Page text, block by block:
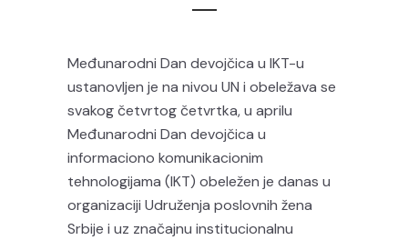
Međunarodni Dan devojčica u IKT-u
ustanovljen je na nivou UN i obeležava se
svakog četvrtog četvrtka, u aprilu
Međunarodni Dan devojčica u
informaciono komunikacionim
tehnologijama (IKT) obeležen je danas u
organizaciji Udruženja poslovnih žena
Srbije i uz značajnu institucionalnu